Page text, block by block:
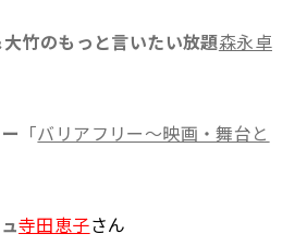
竹のもっと言いたい放題森永卓
「バリアフリー～映画・舞台と
寺田恵子さん